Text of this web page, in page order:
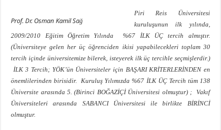
Prof. Dr. Osman Kamil Sağ
Piri Reis Üniversitesi
kuruluşunun ilk yılında,
2009/2010 Eğitim Öğretim Yılında %67 İLK ÜÇ tercih almıştır.
(Üniversiteye gelen her üç öğrenciden ikisi yapabilecekleri toplam 30
tercih içinde üniversitemize bilerek, isteyerek ilk üç tercihle seçmişlerdir.)
İLK 3 Tercih; YÖK’ün Üniversiteler için BAŞARI KRİTERLERİNDEN en
önemlilerinden birisidir. Kuruluş Yılımızda %67 İLK ÜÇ Tercih tüm 138
Üniversite arasında 5. (Birinci BOĞAZİÇİ Üniversitesi olmuştur) ; Vakıf
Üniversiteleri arasında SABANCI Üniversitesi ile birlikte BİRİNCİ
olmuştur.